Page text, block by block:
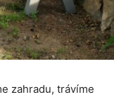
zahradu, trávíme